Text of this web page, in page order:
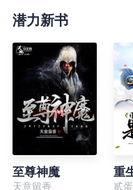
潜力新书
至尊神魔
天意留香 贰蛋